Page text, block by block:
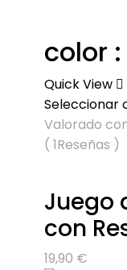
color :
Quick View
Seleccionar
Valorado
( 1Reseñas )
Juego
con
19,90 €